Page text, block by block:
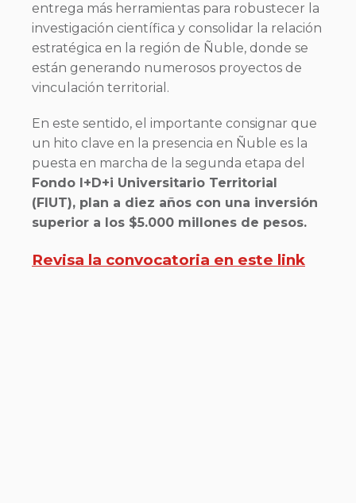
entrega más herramientas para robustecer la
investigación científica y consolidar la relación
estratégica en la región de Ñuble, donde se
están generando numerosos proyectos de
vinculación territorial.
En este sentido, el importante consignar que
un hito clave en la presencia en Ñuble es la
puesta en marcha de la segunda etapa del
Fondo I+D+i Universitario Territorial
(FIUT), plan a diez años con una inversión
superior a los $5.000 millones de pesos.
Revisa la convocatoria en este link